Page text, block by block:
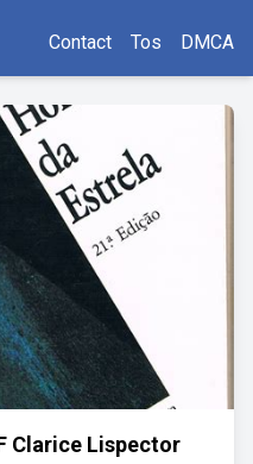
Contact Tos DMCA
Clarice Lispector